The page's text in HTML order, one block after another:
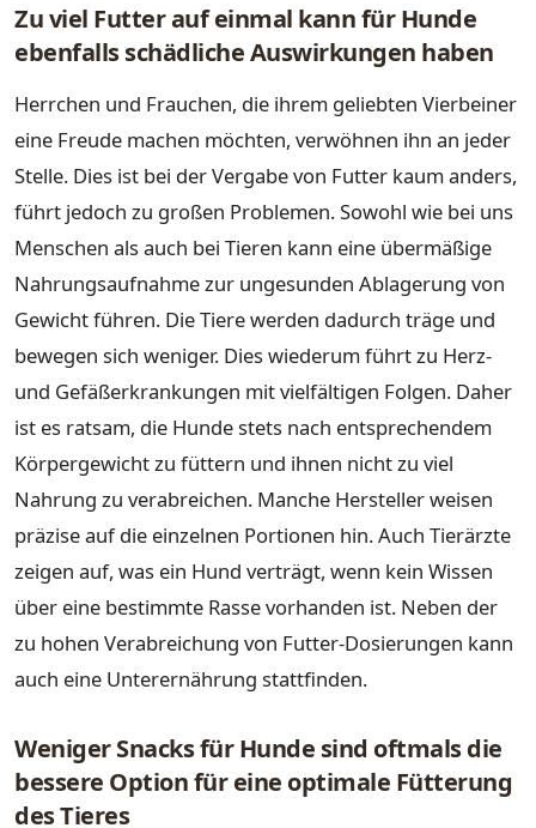
Zu viel Futter auf einmal kann für Hunde
ebenfalls schädliche Auswirkungen haben
Herrchen und Frauchen, die ihrem geliebten Vierbeiner
eine Freude machen möchten, verwöhnen ihn an jeder
Stelle. Dies ist bei der Vergabe von Futter kaum anders,
führt jedoch zu großen Problemen. Sowohl wie bei uns
Menschen als auch bei Tieren kann eine übermäßige
Nahrungsaufnahme zur ungesunden Ablagerung von
Gewicht führen. Die Tiere werden dadurch träge und
bewegen sich weniger. Dies wiederum führt zu Herz-
und Gefäßerkrankungen mit vielfältigen Folgen. Daher
ist es ratsam, die Hunde stets nach entsprechendem
Körpergewicht zu füttern und ihnen nicht zu viel
Nahrung zu verabreichen. Manche Hersteller weisen
präzise auf die einzelnen Portionen hin. Auch Tierärzte
zeigen auf, was ein Hund verträgt, wenn kein Wissen
über eine bestimmte Rasse vorhanden ist. Neben der
zu hohen Verabreichung von Futter-Dosierungen kann
auch eine Unterernährung stattfinden.
Weniger Snacks für Hunde sind oftmals die
bessere Option für eine optimale Fütterung
des Tieres